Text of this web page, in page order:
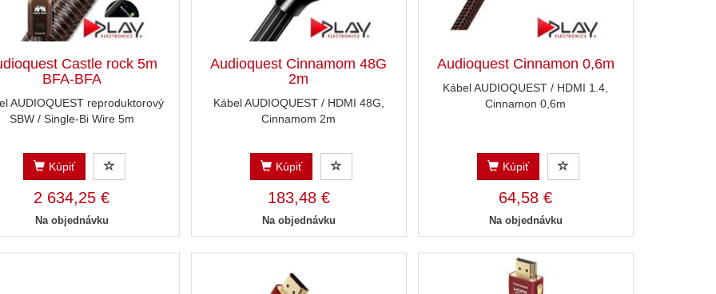
Castle rock 5m
BFA-BFA
AUDIOQUEST reproduktorový
SBW / Single-Bi Wire 5m
Kúpiť
2 634,25 €
Na objednávku
Audioquest Cinnamom 48G
2m
Kábel AUDIOQUEST / HDMI 48G,
Cinnamom 2m
Kúpiť
183,48 €
Na objednávku
Audioquest Cinnamon 0,6m
Kábel AUDIOQUEST / HDMI 1.4,
Cinnamon 0,6m
Kúpiť
64,58 €
Na objednávku